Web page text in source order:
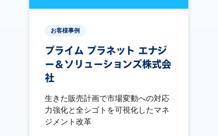
お客様事例
プライム プラネット エナジ
ー＆ソリューションズ株式会
社
生きた販売計画で市場変動への対応
力強化と全シゴトを可視化したマネ
ジメント改革